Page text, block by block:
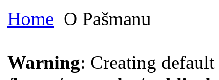
Home O Pašmanu
Warning: Creating